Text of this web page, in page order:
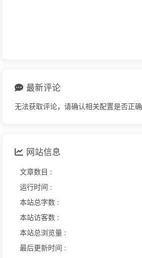
最新评论
无法获取评论，请确认相关配置是否正确
网站信息
文章数目 :
运行时间 :
本站总字数 :
本站访客数 :
本站总浏览量 :
最后更新时间 :